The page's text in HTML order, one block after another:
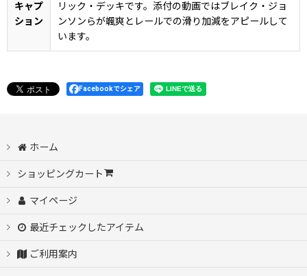
キャプ
ション
リック・デッキです。添付の動画ではブレイク・ジョ
ンソンらが颯爽とレールでの滑り加減をアピールして
います。
Facebookでシェア
ホーム
ショッピングカート
マイページ
最近チェックしたアイテム
ご利用案内